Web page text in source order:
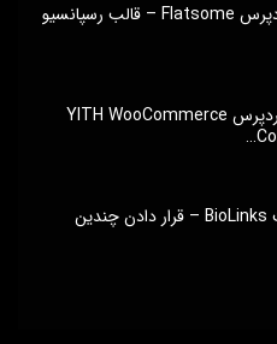
دانلود قالب وردپرس Flatsome – قالب رسپانسیو
دانلود افزونه وردپرس YITH WooCommerce
دانلود اسکریپت BioLinks – قرار دادن چندین